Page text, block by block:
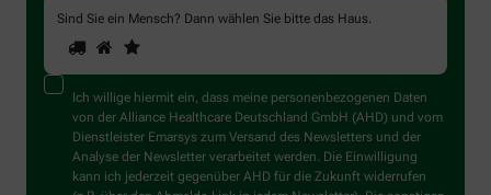
Sind Sie ein Mensch? Dann wählen Sie bitte das Haus.
Sind
Sie
ein
Mensch?
Dann
wählen
Sie
bitte
1 2
Ich willige hiermit ein, dass meine personenbezogenen Daten
von der Alliance Healthcare Deutschland GmbH (AHD) und vom
Dienstleister Emarsys zum Versand des Newsletters und der
Analyse der Newsletter verarbeitet werden. Die Einwilligung
kann ich jederzeit gegenüber AHD für die Zukunft widerrufen